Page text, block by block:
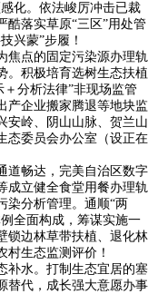
化。依法峻厉冲击已裁
酷落实草原“三区”用处管
兴蒙”步履！
点的固定污染源办理轨
。积极培育选树生态扶植
分析法律”非现场监管
产企业搬家腾退等地块监
安岭、阴山山脉、贺兰山
态委员会办公室（设正在
畅达，完美自治区数字
成立健全食堂用餐办理轨
染分析管理。通顺“两
全面构成，筹谋实施一
锁边林草带扶植、退化林
生态监测评价！
水。打制生态宜居的塞
替代，成长强大意愿办事